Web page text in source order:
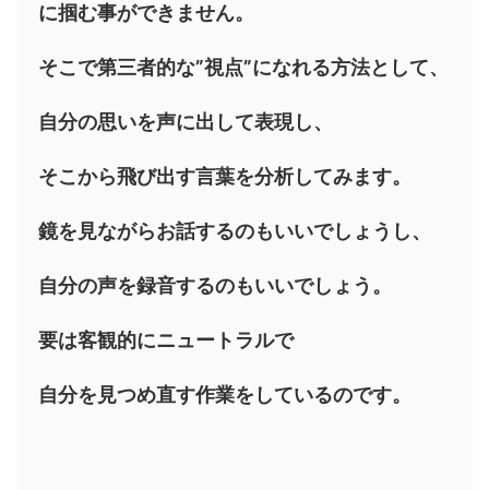
に掴む事ができません。
そこで第三者的な”視点”になれる方法として、
自分の思いを声に出して表現し、
そこから飛び出す言葉を分析してみます。
鏡を見ながらお話するのもいいでしょうし、
自分の声を録音するのもいいでしょう。
要は客観的にニュートラルで
自分を見つめ直す作業をしているのです。